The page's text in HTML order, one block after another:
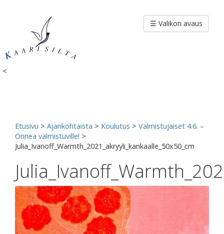
<
☰ Valikon avaus
Etusivu > Ajankohtaista > Koulutus > Valmistujaiset 4.6. –
Onnea valmistuville! >
Julia_Ivanoff_Warmth_2021_akryyli_kankaalle_50x50_cm